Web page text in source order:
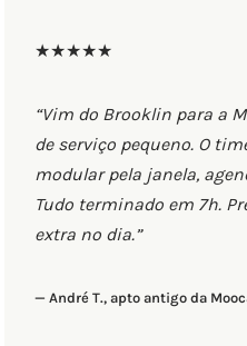
★★★★★
“Vim do Brooklin para a
de serviço pequeno. O
modular pela janela,
Tudo terminado em 7h.
extra no dia.”
— André T., apto antigo da